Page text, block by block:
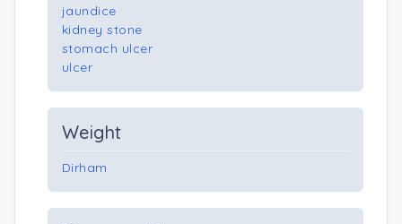
jaundice
kidney stone
stomach ulcer
ulcer
Weight
Dirham